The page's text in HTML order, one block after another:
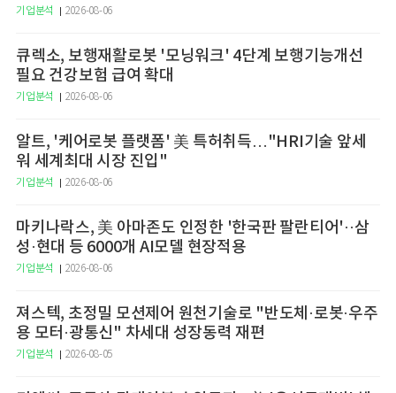
기업분석 2026-08-06
큐렉소, 보행재활로봇 '모닝워크' 4단계 보행기능개선
필요 건강보험 급여 확대
기업분석 2026-08-06
알트, '케어로봇 플랫폼' 美 특허취득…"HRI기술 앞세
워 세계최대 시장 진입"
기업분석 2026-08-06
마키나락스, 美 아마존도 인정한 '한국판 팔란티어'··삼
성·현대 등 6000개 AI모델 현장적용
기업분석 2026-08-06
져스텍, 초정밀 모션제어 원천기술로 "반도체·로봇·우주
용 모터·광통신" 차세대 성장동력 재편
기업분석 2026-08-05